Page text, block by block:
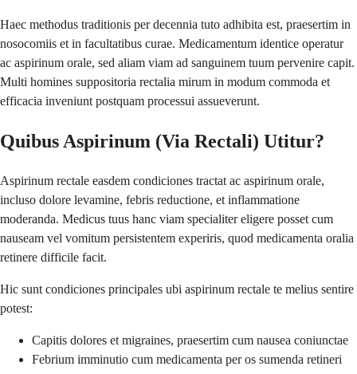
Haec methodus traditionis per decennia tuto adhibita est, praesertim in
nosocomiis et in facultatibus curae. Medicamentum identice operatur
ac aspirinum orale, sed aliam viam ad sanguinem tuum pervenire capit.
Multi homines suppositoria rectalia mirum in modum commoda et
efficacia inveniunt postquam processui assueverunt.
Quibus Aspirinum (Via Rectali) Utitur?
Aspirinum rectale easdem condiciones tractat ac aspirinum orale,
incluso dolore levamine, febris reductione, et inflammatione
moderanda. Medicus tuus hanc viam specialiter eligere posset cum
nauseam vel vomitum persistentem experiris, quod medicamenta oralia
retinere difficile facit.
Hic sunt condiciones principales ubi aspirinum rectale te melius sentire
potest:
Capitis dolores et migraines, praesertim cum nausea coniunctae
Febrium imminutio cum medicamenta per os sumenda retineri